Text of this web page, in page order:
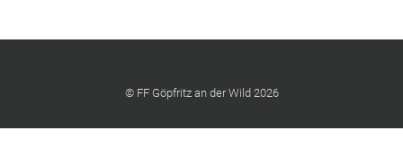
© FF Göpfritz an der Wild 2026